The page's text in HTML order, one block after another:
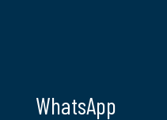
WhatsApp